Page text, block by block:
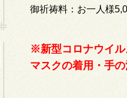
御祈祷料：お一人様
※新型コロナウイ
マスクの着用・手